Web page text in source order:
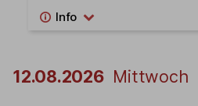
12.08.2026 Mittwoch